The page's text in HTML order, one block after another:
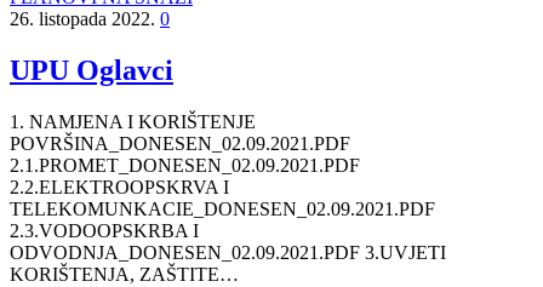
26. listopada 2022. 0
UPU Oglavci
1. NAMJENA I KORIŠTENJE
POVRŠINA_DONESEN_02.09.2021.PDF
2.1.PROMET_DONESEN_02.09.2021.PDF
2.2.ELEKTROOPSKRVA I
TELEKOMUNKACIE_DONESEN_02.09.2021.PDF
2.3.VODOOPSKRBA I
ODVODNJA_DONESEN_02.09.2021.PDF 3.UVJETI
KORIŠTENJA, ZAŠTITE…